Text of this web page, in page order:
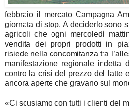
febbraio il mercato Campagna
giornata di stop. A deciderlo sono
agricoli che ogni mercoledì
vendita dei propri prodotti in
risiede nella concomitanza tra
manifestazione regionale indetta
contro la crisi del prezzo del latte
ancora aperte che gravano sul
«Ci scusiamo con tutti i clienti del